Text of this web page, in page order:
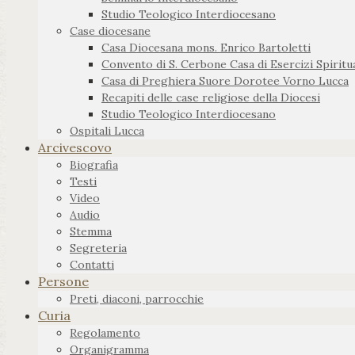
Studio Teologico Interdiocesano
Case diocesane
Casa Diocesana mons. Enrico Bartoletti
Convento di S. Cerbone Casa di Esercizi
Casa di Preghiera Suore Dorotee Vorno Lucca
Recapiti delle case religiose della Diocesi
Studio Teologico Interdiocesano
Ospitali Lucca
Arcivescovo
Biografia
Testi
Video
Audio
Stemma
Segreteria
Contatti
Persone
Preti, diaconi, parrocchie
Curia
Regolamento
Organigramma